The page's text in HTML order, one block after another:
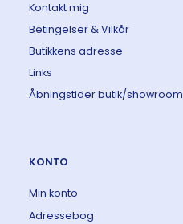
Kontakt mig
Betingelser & Vilkår
Butikkens adresse
Links
Åbningstider butik/showroom
KONTO
Min konto
Adressebog